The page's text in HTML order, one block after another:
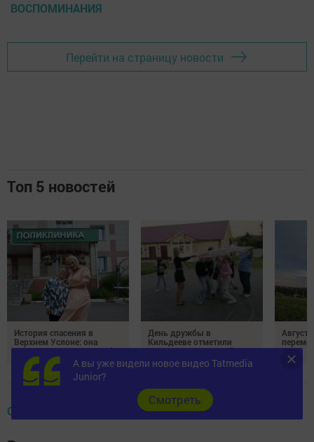
ВОСПОМИНАНИЯ
Перейти на страницу новости
Топ 5 новостей
История спасения в
Верхнем Услоне: она
приехала сказать спасибо
День дружбы в
Кильдееве отметили
играми и викториной
Август
ОБЩЕСТВО
А вы уже видели новое видео Tatmedia
Junior?
Cмотреть